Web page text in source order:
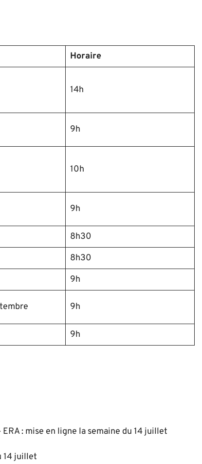
Horaire
14h
9h
10h
9h
8h30
8h30
9h
9h
9h
ERA : mise en ligne la semaine du 14 juillet
14 juillet